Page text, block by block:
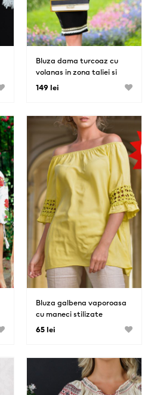
Bluza dama turcoaz cu
volanas in zona taliei si
maneci scurte bufante din
149 lei
Bluza galbena vaporoasa
cu maneci stilizate
65 lei